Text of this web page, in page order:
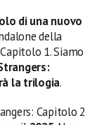
di una nuovo
della
1. Siamo
la trilogia.
Capitolo 2